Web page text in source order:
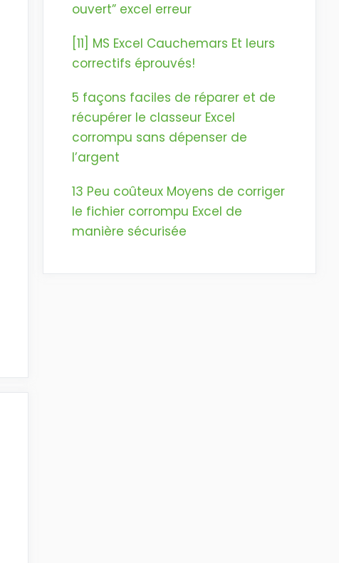
ouvert” excel erreur
[11] MS Excel Cauchemars Et leurs
correctifs éprouvés!
5 façons faciles de réparer et de
récupérer le classeur Excel
corrompu sans dépenser de
l’argent
13 Peu coûteux Moyens de corriger
le fichier corrompu Excel de
manière sécurisée